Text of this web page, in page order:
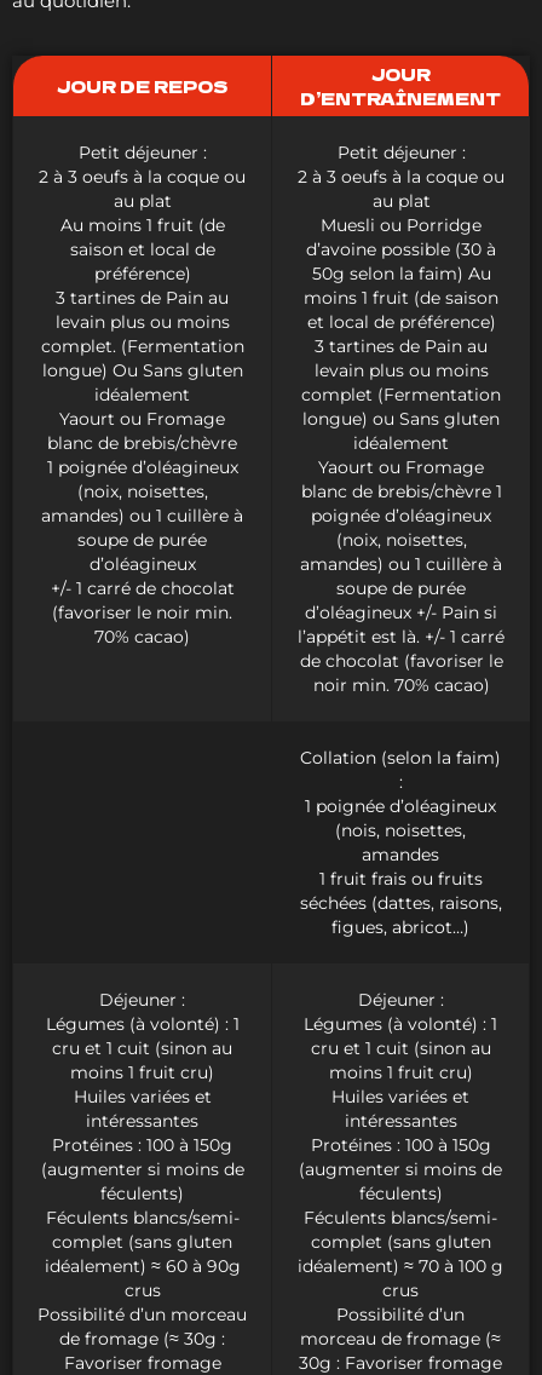
JOUR DE REPOS
JOUR
D’ENTRAÎNEMENT
Petit déjeuner :
2 à 3 oeufs à la coque ou
au plat
Au moins 1 fruit (de
saison et local de
préférence)
3 tartines de Pain au
levain plus ou moins
complet. (Fermentation
longue) Ou Sans gluten
idéalement
Yaourt ou Fromage
blanc de brebis/chèvre
1 poignée d’oléagineux
(noix, noisettes,
amandes) ou 1 cuillère à
soupe de purée
d’oléagineux
+/- 1 carré de chocolat
(favoriser le noir min.
70% cacao)
Petit déjeuner :
2 à 3 oeufs à la coque ou
au plat
Muesli ou Porridge
d’avoine possible (30 à
50g selon la faim) Au
moins 1 fruit (de saison
et local de préférence)
3 tartines de Pain au
levain plus ou moins
complet (Fermentation
longue) ou Sans gluten
idéalement
Yaourt ou Fromage
blanc de brebis/chèvre 1
poignée d’oléagineux
(noix, noisettes,
amandes) ou 1 cuillère à
soupe de purée
d’oléagineux +/- Pain si
l’appétit est là. +/- 1 carré
de chocolat (favoriser le
noir min. 70% cacao)
Collation (selon la faim)
:
1 poignée d’oléagineux
(nois, noisettes,
amandes
1 fruit frais ou fruits
séchées (dattes, raisons,
figues, abricot…)
Déjeuner :
Légumes (à volonté) : 1
cru et 1 cuit (sinon au
moins 1 fruit cru)
Huiles variées et
intéressantes
Protéines : 100 à 150g
(augmenter si moins de
féculents)
Féculents blancs/semi-
complet (sans gluten
idéalement) ≈ 60 à 90g
crus
Possibilité d’un morceau
de fromage (≈ 30g :
Favoriser fromage
Déjeuner :
Légumes (à volonté) : 1
cru et 1 cuit (sinon au
moins 1 fruit cru)
Huiles variées et
intéressantes
Protéines : 100 à 150g
(augmenter si moins de
féculents)
Féculents blancs/semi-
complet (sans gluten
idéalement) ≈ 70 à 100 g
crus
Possibilité d’un
morceau de fromage (≈
30g : Favoriser fromage